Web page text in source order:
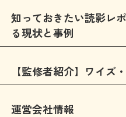
知っておきたい読影レ
る現状と事例
【監修者紹介】ワイズ
運営会社情報